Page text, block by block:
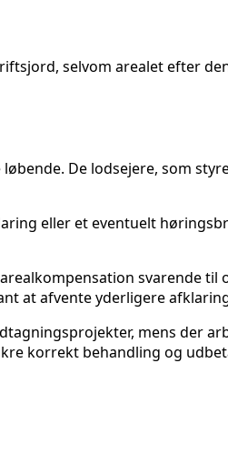
selvom arealet efter
De lodsejere, som
eller et eventuelt
svarende
at afvente yderligere
mens der
korrekt behandling og